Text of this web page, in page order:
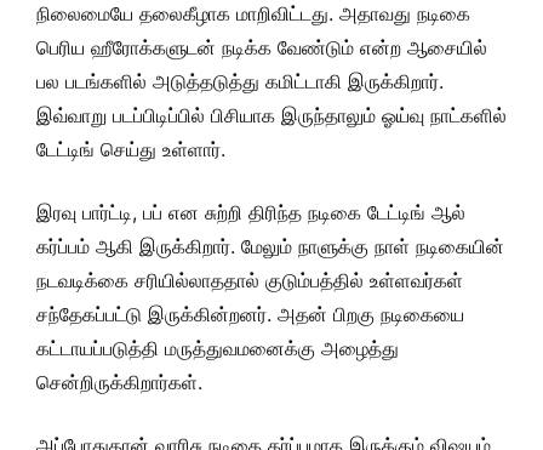
நிலைமையே தலைகீழாக மாறிவிட்டது. அதாவது நடிகை
பெரிய ஹீரோக்களுடன் நடிக்க வேண்டும் என்ற ஆசையில்
பல படங்களில் அடுத்தடுத்து கமிட்டாகி இருக்கிறார்.
இவ்வாறு படப்பிடிப்பில் பிசியாக இருந்தாலும் ஓய்வு நாட்களில்
டேட்டிங் செய்து உள்ளார்.
இரவு பார்ட்டி, பப் என சுற்றி திரிந்த நடிகை டேட்டிங் ஆல்
கர்ப்பம் ஆகி இருக்கிறார். மேலும் நாளுக்கு நாள் நடிகையின்
நடவடிக்கை சரியில்லாததால் குடும்பத்தில் உள்ளவர்கள்
சந்தேகப்பட்டு இருக்கின்றனர். அதன் பிறகு நடிகையை
கட்டாயப்படுத்தி மருத்துவமனைக்கு அழைத்து
சென்றிருக்கிறார்கள்.
அப்போதுதான் வாரிசு நடிகை கர்ப்பமாக இருக்கும் விஷயம்